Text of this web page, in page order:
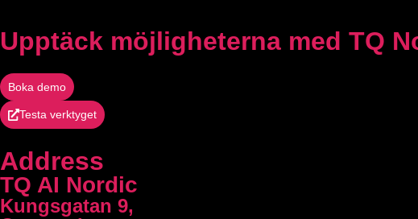
Upptäck möjligheterna med TQ
Boka demo
Testa verktyget
Address
TQ AI Nordic
Kungsgatan 9,